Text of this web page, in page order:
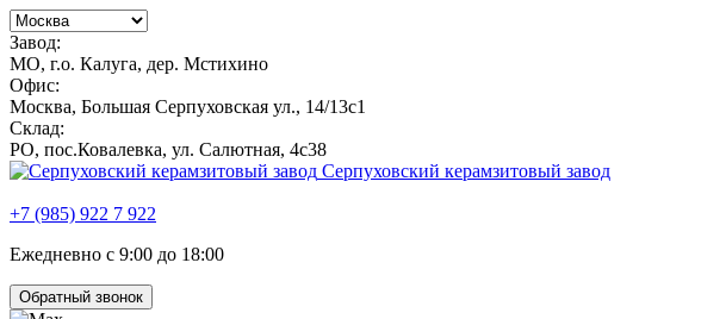
Завод:
МО, г.о. Калуга, дер. Мстихино
Офис:
Москва, Большая Серпуховская ул., 14/13с1
Склад:
РО, пос.Ковалевка, ул. Салютная, 4с38
Серпуховский керамзитовый завод
+7 (985) 922 7 922
Ежедневно с 9:00 до 18:00
Обратный звонок